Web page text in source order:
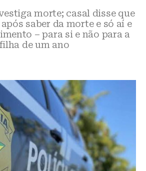
morte; casal disse que
saber da morte e só aí e
– para si e não para a
filha de um ano